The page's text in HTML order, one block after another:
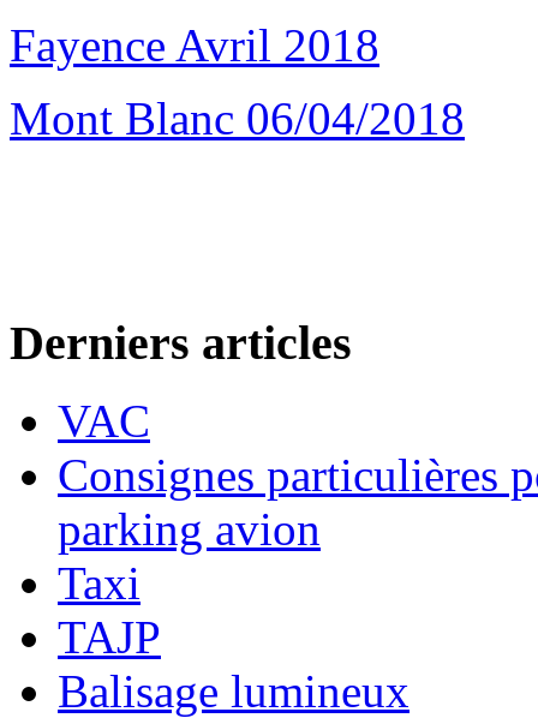
Fayence Avril 2018
Mont Blanc 06/04/2018
Derniers articles
VAC
Consignes particulières
parking avion
Taxi
TAJP
Balisage lumineux